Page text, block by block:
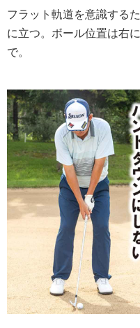
フラット軌道を意識する
に立つ。ボール位置は右
で。